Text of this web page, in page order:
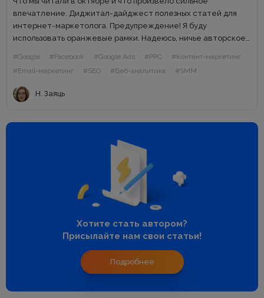
впечатление. Диджитал-дайджест полезных статей для
интернет-маркетолога. Предупреждение! Я буду
использовать оранжевые рамки. Надеюсь, ничье авторское
#Google #Facebook #Google Ads #PPC
#Контент-маркетинг
#Email-маркетинг
#SEO #Веб-аналитика #SMM
Н. Заяць
Хотите стать автором?
Присылайте нам свои статьи!
Подробнее